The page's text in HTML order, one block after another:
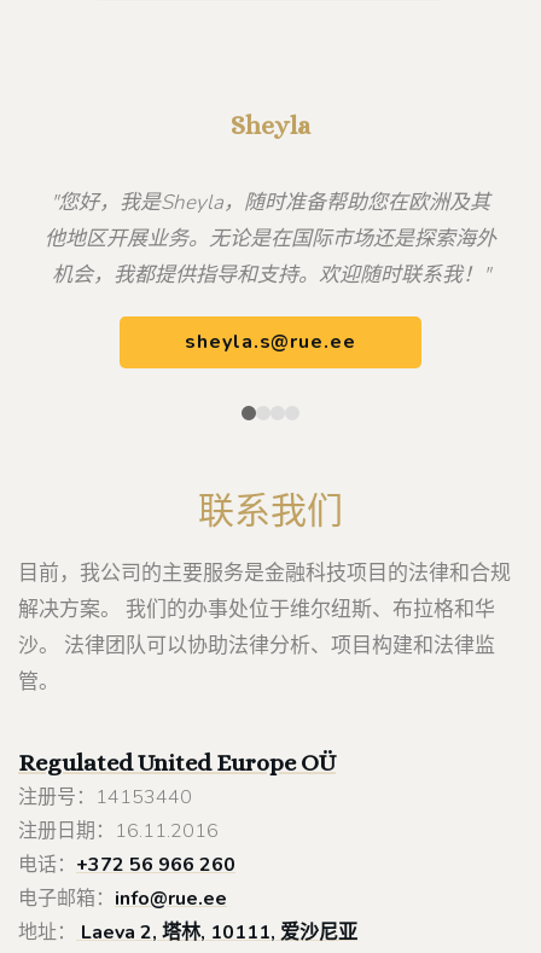
Sheyla
"您好，我是Sheyla，随时准备帮助您在欧洲及其
他地区开展业务。无论是在国际市场还是探索海外
机会，我都提供指导和支持。欢迎随时联系我！"
sheyla.s@rue.ee
联系我们
目前，我公司的主要服务是金融科技项目的法律和合规
解决方案。 我们的办事处位于维尔纽斯、布拉格和华
沙。 法律团队可以协助法律分析、项目构建和法律监
管。
Regulated United EuropeOÜ
注册号：14153440
注册日期：16.11.2016
电话： +372 56 966 260
电子邮箱： info@rue.ee
地址：
Laeva 2, 塔林, 10111, 爱沙尼亚